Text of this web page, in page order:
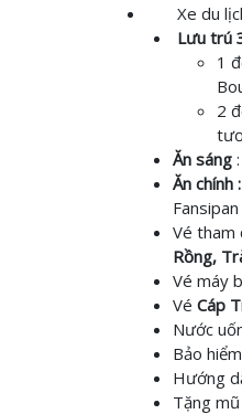
Xe du
Lưu trú
1
2
Ăn sáng
Ăn chính :
Vé tham
Rồng,
Vé máy
Vé Cáp
Nước
Bảo
Hướng
Tặng